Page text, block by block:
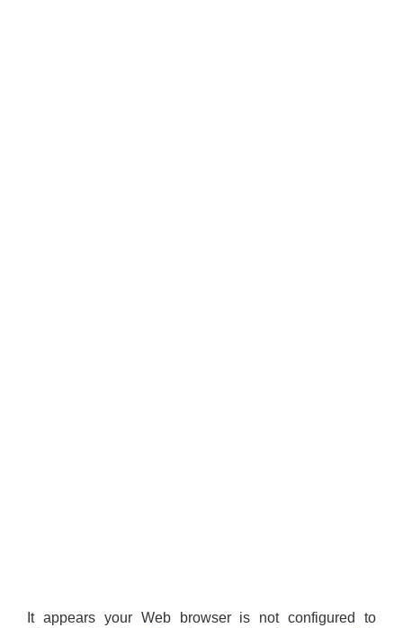
It appears your Web browser is not configured to